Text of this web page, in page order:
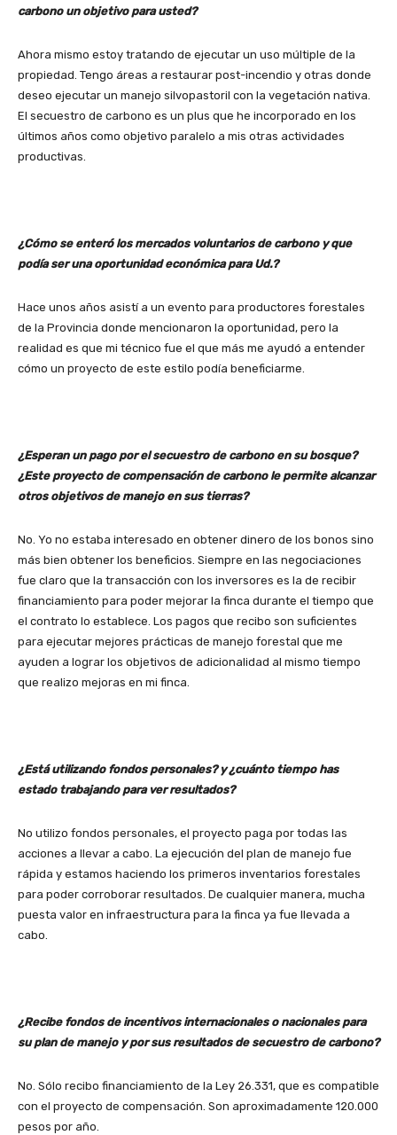
carbono un objetivo para usted?
Ahora mismo estoy tratando de ejecutar un uso múltiple de la
propiedad. Tengo áreas a restaurar post-incendio y otras donde
deseo ejecutar un manejo silvopastoril con la vegetación nativa.
El secuestro de carbono es un plus que he incorporado en los
últimos años como objetivo paralelo a mis otras actividades
productivas.
¿Cómo se enteró los mercados voluntarios de carbono y que
podía ser una oportunidad económica para Ud.?
Hace unos años asistí a un evento para productores forestales
de la Provincia donde mencionaron la oportunidad, pero la
realidad es que mi técnico fue el que más me ayudó a entender
cómo un proyecto de este estilo podía beneficiarme.
¿Esperan un pago por el secuestro de carbono en su bosque?
¿Este proyecto de compensación de carbono le permite alcanzar
otros objetivos de manejo en sus tierras?
No. Yo no estaba interesado en obtener dinero de los bonos sino
más bien obtener los beneficios. Siempre en las negociaciones
fue claro que la transacción con los inversores es la de recibir
financiamiento para poder mejorar la finca durante el tiempo que
el contrato lo establece. Los pagos que recibo son suficientes
para ejecutar mejores prácticas de manejo forestal que me
ayuden a lograr los objetivos de adicionalidad al mismo tiempo
que realizo mejoras en mi finca.
¿Está utilizando fondos personales? y ¿cuánto tiempo has
estado trabajando para ver resultados?
No utilizo fondos personales, el proyecto paga por todas las
acciones a llevar a cabo. La ejecución del plan de manejo fue
rápida y estamos haciendo los primeros inventarios forestales
para poder corroborar resultados. De cualquier manera, mucha
puesta valor en infraestructura para la finca ya fue llevada a
cabo.
¿Recibe fondos de incentivos internacionales o nacionales para
su plan de manejo y por sus resultados de secuestro de carbono?
No. Sólo recibo financiamiento de la Ley 26.331, que es compatible
con el proyecto de compensación. Son aproximadamente 120.000
pesos por año.